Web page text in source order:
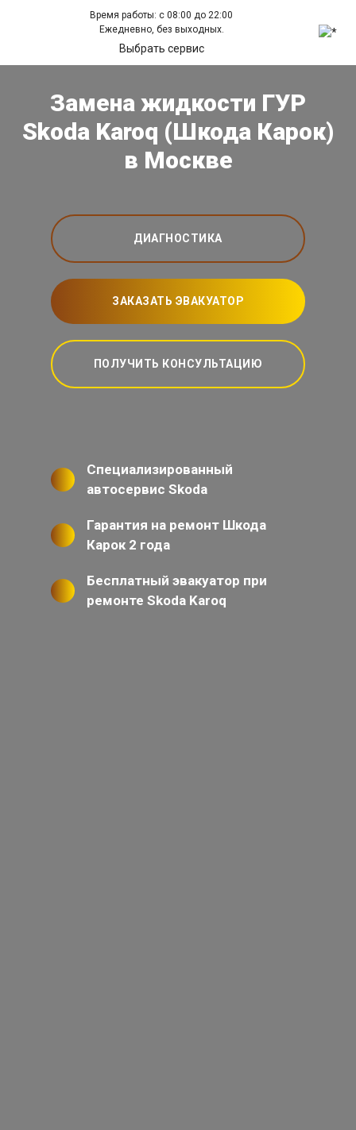
Время работы: с 08:00 до 22:00
Ежедневно, без выходных.
Выбрать сервис
Замена жидкости ГУР
Skoda Karoq (Шкода Карок)
в Москве
ДИАГНОСТИКА
ЗАКАЗАТЬ ЭВАКУАТОР
ПОЛУЧИТЬ КОНСУЛЬТАЦИЮ
Специализированный
автосервис Skoda
Гарантия на ремонт Шкода
Карок 2 года
Бесплатный эвакуатор при
ремонте Skoda Karoq